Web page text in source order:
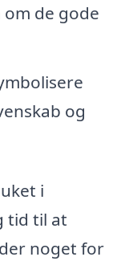
de gode
og
i
tid til at
noget for